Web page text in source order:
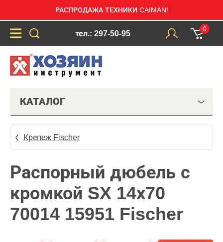
РАСПРОДАЖА ТЕХНИКИ CAIMAN!
тел.: 297-50-95
0
КАТАЛОГ
Крепеж Fischer
Распорный дюбель с
кромкой SX 14х70
70014 15951 Fischer